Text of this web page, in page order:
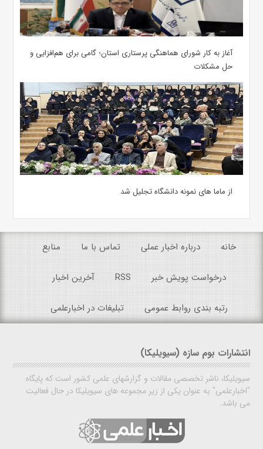
آغاز به کار شورای هماهنگی پرستاری استان؛ گامی برای هم‌افزایی و
حل مشکلات
از ماما های نمونه دانشگاه تجلیل شد
خانه درباره اخبار عملی تماس با ما منابع
درخواست پویش خبر RSS آخرین اخبار
رتبه بندی روابط عمومی تبلیغات در اخبارعلمی
انتشارات بوم سازه (سیویلیکا)
سیویلیکا، ناشر تخصصی مقالات و گزارشهای علمی کشور است که پایگاه
"اخبارعلمی" به عنوان یکی از زیر مجموعه های سیویلیکا در حال فعالیت
می باشد.